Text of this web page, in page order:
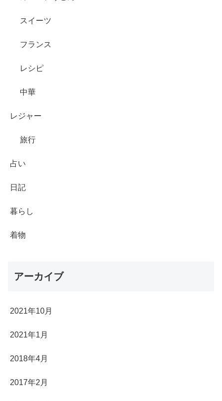
スイーツ
フランス
レシピ
中華
レジャー
旅行
占い
日記
暮らし
着物
アーカイブ
2021年10月
2021年1月
2018年4月
2017年2月